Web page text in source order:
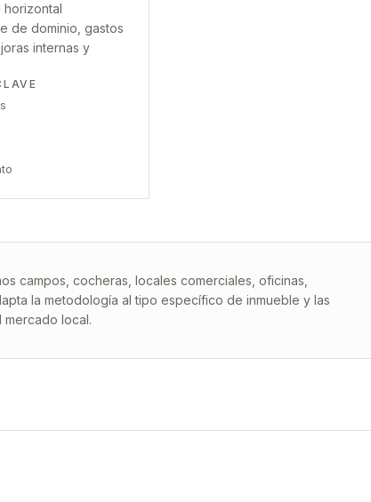
de dominio, gastos
internas y
campos, cocheras, locales comerciales, oficinas,
la metodología al tipo específico de inmueble y las
mercado local.